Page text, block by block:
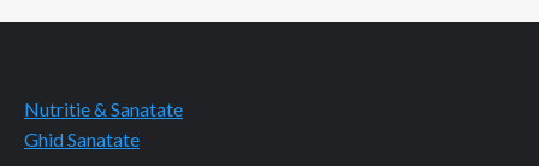
Nutritie & Sanatate
Ghid Sanatate